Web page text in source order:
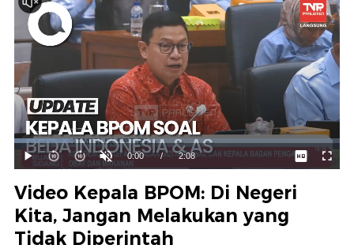
Mainkan
Suara
Hidup
Waktu
0:00 / Durasi
2:08
Dimuat:
18.21%
Video Kepala BPOM: Di Negeri
Kita, Jangan Melakukan yang
Tidak Diperintah